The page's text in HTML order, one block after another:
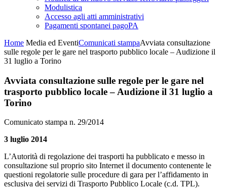
Modulistica
Accesso agli atti amministrativi
Pagamenti spontanei pagoPA
Home Media ed EventiComunicati stampaAvviata consultazione
sulle regole per le gare nel trasporto pubblico locale ‒ Audizione il
31 luglio a Torino
Avviata consultazione sulle regole per le gare nel
trasporto pubblico locale ‒ Audizione il 31 luglio a
Torino
Comunicato stampa n. 29/2014
3 luglio 2014
L’Autorità di regolazione dei trasporti ha pubblicato e messo in
consultazione sul proprio sito Internet il documento contenente le
questioni regolatorie sulle procedure di gara per l’affidamento in
esclusiva dei servizi di Trasporto Pubblico Locale (c.d. TPL).